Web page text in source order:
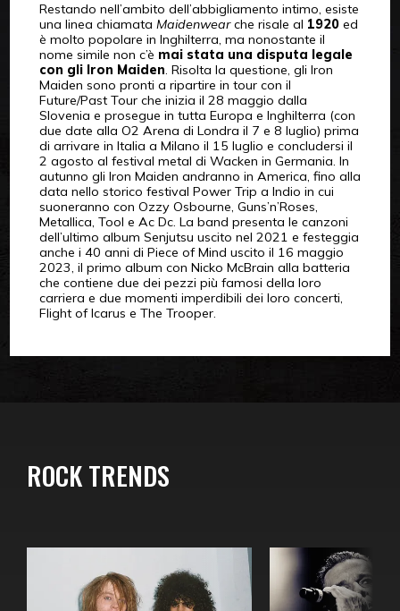
Restando nell’ambito dell’abbigliamento intimo, esiste
una linea chiamata Maidenwearche risale al 1920ed
è molto popolare in Inghilterra, ma nonostante il
nome simile non c’è mai stata una disputa legale
con gli Iron Maiden. Risolta la questione, gli Iron
Maiden sono pronti a ripartire in tour con il
Future/Past Tour che inizia il 28 maggio dalla
Slovenia e prosegue in tutta Europa e Inghilterra (con
due date alla O2 Arena di Londra il 7 e 8 luglio) prima
di arrivare in Italia a Milano il 15 luglio e concludersi il
2 agosto al festival metal di Wacken in Germania. In
autunno gli Iron Maiden andranno in America, fino alla
data nello storico festival Power Trip a Indio in cui
suoneranno con Ozzy Osbourne, Guns’n’Roses,
Metallica, Tool e Ac Dc. La band presenta le canzoni
dell’ultimo album Senjutsu uscito nel 2021 e festeggia
anche i 40 anni di Piece of Mind uscito il 16 maggio
2023, il primo album con Nicko McBrain alla batteria
che contiene due dei pezzi più famosi della loro
carriera e due momenti imperdibili dei loro concerti,
Flight of Icarus e The Trooper.
ROCK TRENDS